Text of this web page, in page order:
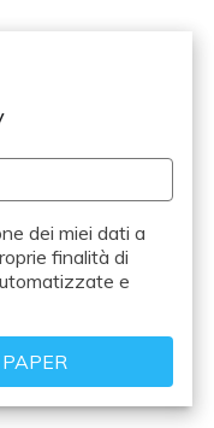
dei miei dati a
finalità di
e